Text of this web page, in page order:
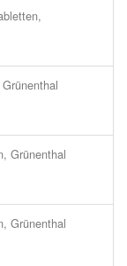
Grünenthal
Grünenthal
Grünenthal